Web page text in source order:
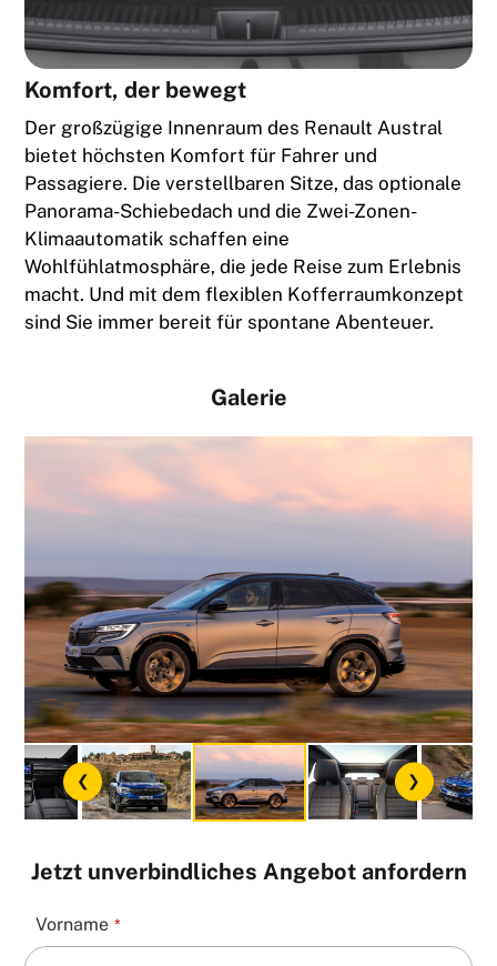
Komfort, der bewegt
Der großzügige Innenraum des Renault Austral
bietet höchsten Komfort für Fahrer und
Passagiere. Die verstellbaren Sitze, das optionale
Panorama-Schiebedach und die Zwei-Zonen-
Klimaautomatik schaffen eine
Wohlfühlatmosphäre, die jede Reise zum Erlebnis
macht. Und mit dem flexiblen Kofferraumkonzept
sind Sie immer bereit für spontane Abenteuer.
Galerie
Jetzt unverbindliches Angebot anfordern
Phone
Number *
Vorname *